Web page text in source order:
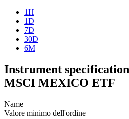
1H
1D
7D
30D
6M
Instrument
MSCI MEXICO ETF
Name
Valore minimo dell'ordine